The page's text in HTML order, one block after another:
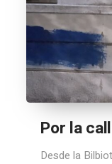
Por la
Desde la